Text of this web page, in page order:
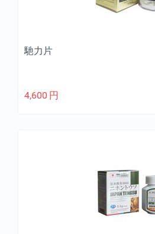
馳力片
4,600 円